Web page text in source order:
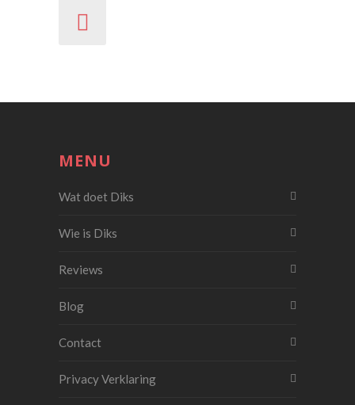
MENU
Wat doet Diks
Wie is Diks
Reviews
Blog
Contact
Privacy Verklaring